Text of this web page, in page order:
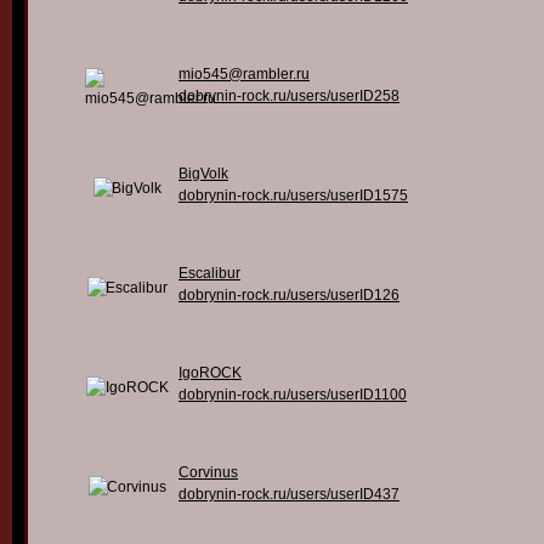
mio545@rambler.ru
dobrynin-rock.ru/users/userID258
BigVolk
dobrynin-rock.ru/users/userID1575
Escalibur
dobrynin-rock.ru/users/userID126
IgoROCK
dobrynin-rock.ru/users/userID1100
Corvinus
dobrynin-rock.ru/users/userID437